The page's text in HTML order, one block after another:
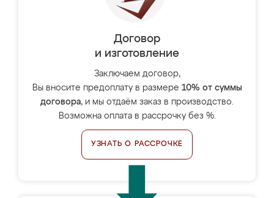
Договор
и изготовление
Заключаем договор,
Вы вносите предоплату в размере 10% от суммы
договора, и мы отдаём заказ в производство.
Возможна оплата в рассрочку без %.
УЗНАТЬ О РАССРОЧКЕ